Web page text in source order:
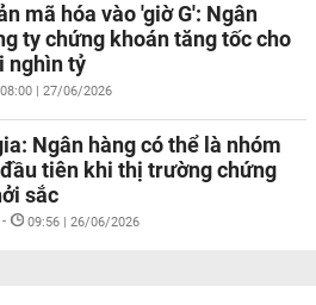
mã hóa vào 'giờ G': Ngân
ty chứng khoán tăng tốc cho
nghìn tỷ
08:00 | 27/06/2026
Ngân hàng có thể là nhóm
tiên khi thị trường chứng
sắc
- 09:56 | 26/06/2026